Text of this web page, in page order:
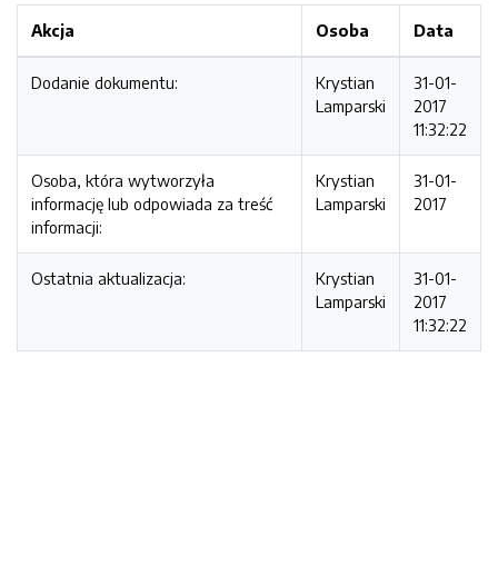
Akcja Osoba Data
Dodanie dokumentu:
Krystian
Lamparski
31-01-
2017
11:32:22
Osoba, która wytworzyła
informację lub odpowiada za treść
informacji:
Krystian
Lamparski
31-01-
2017
Ostatnia aktualizacja:
Krystian
Lamparski
31-01-
2017
11:32:22